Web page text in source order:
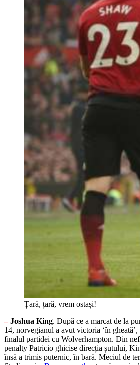
Țară, țară, vrem ostași!
–Joshua King. După ce a marcat de la
14, norvegianul a avut victoria ‘în
finalul partidei cu Wolverhampton. Din
penalty Patricio ghicise direcția șutului,
însă a trimis puternic, în bară. Meciul de